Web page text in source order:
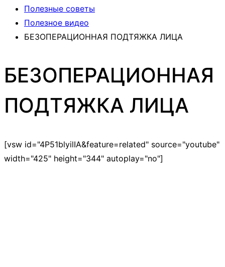
Полезные советы
Полезное видео
БЕЗОПЕРАЦИОННАЯ ПОДТЯЖКА ЛИЦА
БЕЗОПЕРАЦИОННАЯ
ПОДТЯЖКА ЛИЦА
[vsw id="4P51blyilIA&feature=related" source="youtube"
width="425" height="344" autoplay="no"]